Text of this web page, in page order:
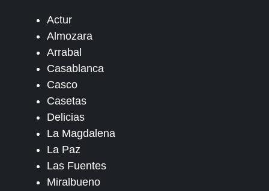
Actur
Almozara
Arrabal
Casablanca
Casco
Casetas
Delicias
La Magdalena
La Paz
Las Fuentes
Miralbueno